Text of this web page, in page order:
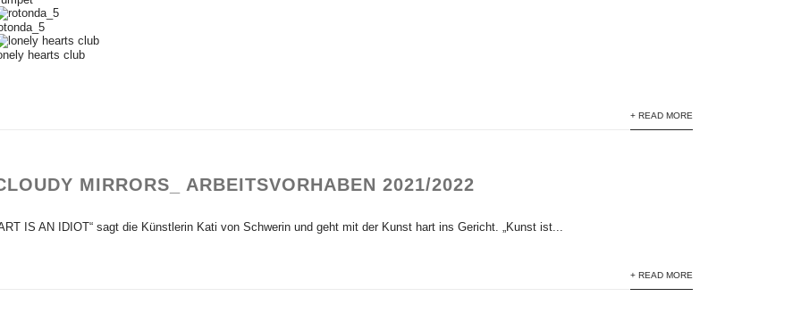
hearts club
+ READ MORE
MIRRORS_ ARBEITSVORHABEN 2021/2022
IS AN IDIOT“ sagt die Künstlerin Kati von Schwerin und geht mit der Kunst hart ins Gericht. „Kunst ist...
+ READ MORE